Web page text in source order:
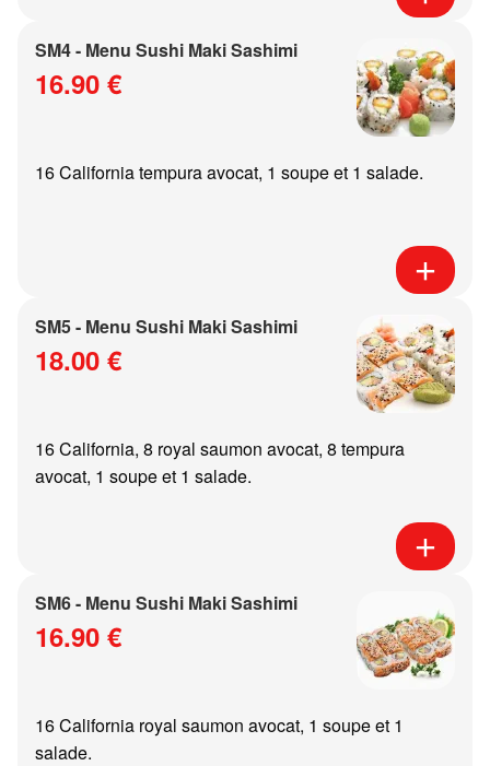
SM4 - Menu Sushi Maki Sashimi
16.90 €
16 California tempura avocat, 1 soupe et 1 salade.
SM5 - Menu Sushi Maki Sashimi
18.00 €
16 California, 8 royal saumon avocat, 8 tempura
avocat, 1 soupe et 1 salade.
SM6 - Menu Sushi Maki Sashimi
16.90 €
16 California royal saumon avocat, 1 soupe et 1
salade.